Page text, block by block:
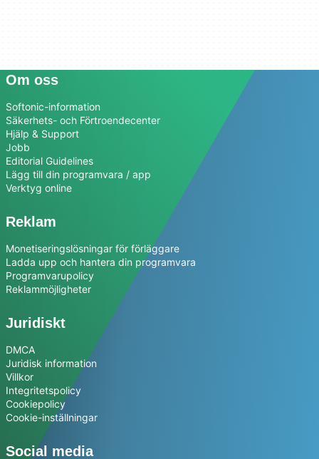
Om oss
Softonic-information
Säkerhets- och Förtroendecenter
Hjälp & Support
Jobb
Editorial Guidelines
Lägg till din programvara / app
Verktyg online
Reklam
Monetiseringslösningar för förläggare
Ladda upp och hantera din programvara
Programvarupolicy
Reklammöjligheter
Juridiskt
DMCA
Juridisk information
Villkor
Integritetspolicy
Cookiepolicy
Cookie-inställningar
Social media